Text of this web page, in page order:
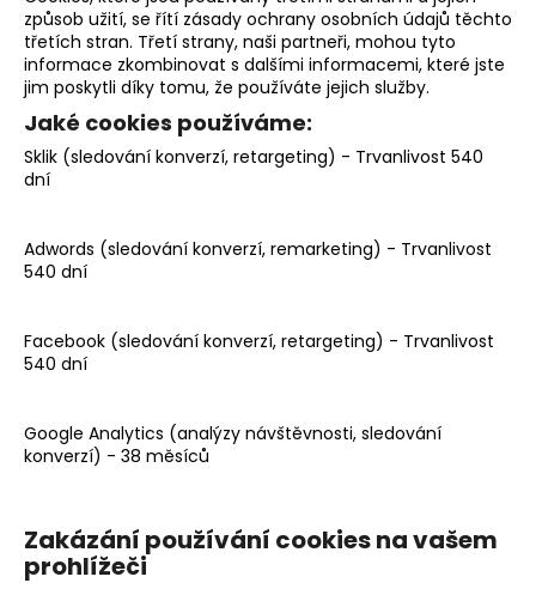
způsob užití, se řítí zásady ochrany osobních údajů těchto
třetích stran. Třetí strany, naši partneři, mohou tyto
informace zkombinovat s dalšími informacemi, které jste
jim poskytli díky tomu, že používáte jejich služby.
Jaké cookies používáme:
Sklik (sledování konverzí, retargeting) - Trvanlivost 540
dní
Adwords (sledování konverzí, remarketing) - Trvanlivost
540 dní
Facebook (sledování konverzí, retargeting) - Trvanlivost
540 dní
Google Analytics (analýzy návštěvnosti, sledování
konverzí) - 38 měsíců
Zakázání používání cookies na vašem
prohlížeči